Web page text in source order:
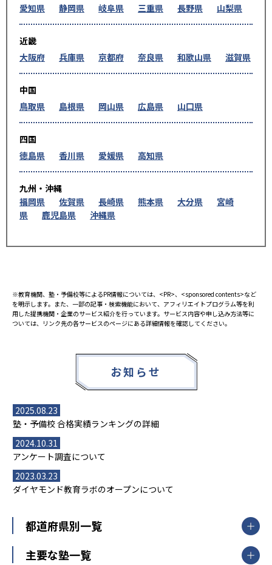
愛知県
静岡県 岐阜県 三重県 長野県 山梨県
近畿
大阪府
兵庫県 京都府 奈良県 和歌山県 滋賀県
中国
鳥取県
島根県 岡山県 広島県 山口県
四国
徳島県
香川県 愛媛県 高知県
九州・沖縄
福岡県
佐賀県 長崎県 熊本県 大分県
宮崎
県
鹿児島県 沖縄県
※教育機関、塾・予備校等によるPR情報については、<PR>、<sponsored contents>など
を明示します。また、一部の記事・検索機能において、アフィリエイトプログラム等を利
用した提携機関・企業のサービス紹介を行っています。サービス内容や申し込み方法等に
ついては、リンク先の各サービスのページにある詳細情報を確認してください。
お知らせ
2025.08.23
塾・予備校 合格実績ランキングの詳細
2024.10.31
アンケート調査について
2023.03.23
ダイヤモンド教育ラボのオープンについて
都道府県別一覧
北海道・東北
主要な塾一覧